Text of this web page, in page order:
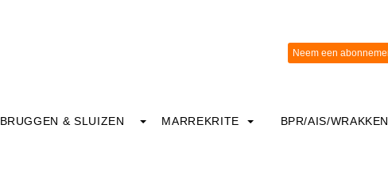
BRUGGEN & SLUIZEN MARREKRITE BPR/AIS/WRAKKEN